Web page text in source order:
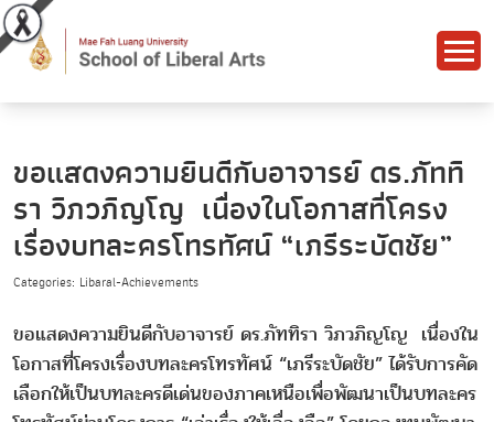
ขอแสดงความยินดีกับอาจารย์ ดร.ภัททิ
รา วิภวภิญโญ เนื่องในโอกาสที่โครง
เรื่องบทละครโทรทัศน์ “เภรีระบัดชัย”
Categories: Libaral-Achievements
ขอแสดงความยินดีกับอาจารย์ ดร.ภัททิรา วิภวภิญโญ เนื่องใน
โอกาสที่โครงเรื่องบทละครโทรทัศน์ “เภรีระบัดชัย” ได้รับการคัด
เลือกให้เป็นบทละครดีเด่นของภาคเหนือเพื่อพัฒนาเป็นบทละคร